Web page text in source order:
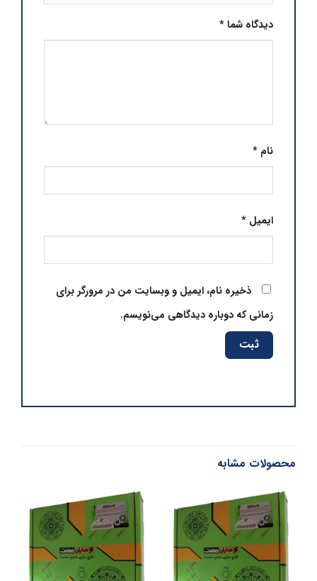
دیدگاه شما*
نام*
ایمیل*
ذخیره نام، ایمیل و وبسایت من در مرورگر برای
زمانی که دوباره دیدگاهی می‌نویسم.
محصولات مشابه